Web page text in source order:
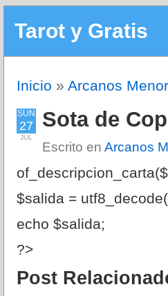
Tarot y Gratis
Inicio » Arcanos
SUN
27
JUL
Sota de
Escrito en Arcanos
$salida =
echo $salida;
?>
Post